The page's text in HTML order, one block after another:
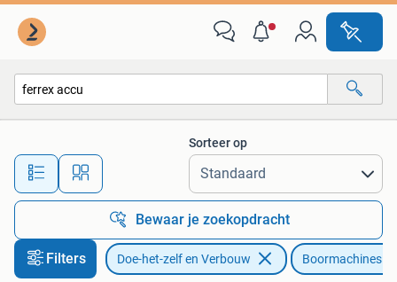
Alle afstanden…
Sorteer op
Bewaar je zoekopdracht
Filters Doe-het-zelf en Verbouw Boormachines